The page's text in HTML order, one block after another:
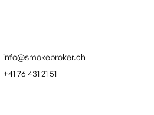
info@smokebroker.ch
+41 76 431 21 51